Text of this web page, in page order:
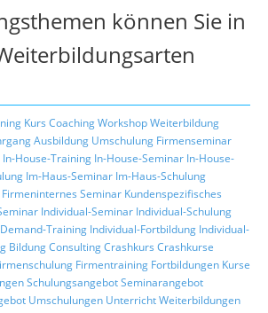
können Sie in
Kurs CoachingWorkshopWeiterbildung
Ausbildung Umschulung Firmenseminar
In-House-Training In-House-Seminar In-House-
Im-Haus-Seminar Im-Haus-Schulung
Firmeninternes Seminar Kundenspezifisches
Individual-Seminar Individual-Schulung
Training Individual-Fortbildung Individual-
BildungConsultingCrashkurs Crashkurse
Firmentraining Fortbildungen Kurse
SchulungsangebotSeminarangebot
Umschulungen UnterrichtWeiterbildungen